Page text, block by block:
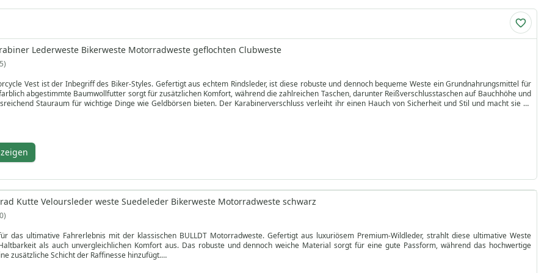
Lederweste Bikerweste Motorradweste geflochten Clubweste
5
Vest ist der Inbegriff des Biker-Styles. Gefertigt aus echtem Rindsleder, ist diese robuste und dennoch bequeme Weste ein Grundnahrungsmittel für
abgestimmte Baumwollfutter sorgt für zusätzlichen Komfort, während die zahlreichen Taschen, darunter Reißverschlusstaschen auf Bauchhöhe und
Stauraum für wichtige Dinge wie Geldbörsen bieten. Der Karabinerverschluss verleiht ihr einen Hauch von Sicherheit und Stil und macht sie zu
und Funktionalität. Ihr schlankes Design und das hochwertige Rindsleder verleihen ihr eine zeitlose Ausstrahlung, während die Reißverschlusstaschen und
Aufbewahrungsmöglichkeiten für Motorradfahrer bieten. Egal, ob Sie auf der offenen Straße oder in der Stadt unterwegs sind. Erhöhen Sie Ihr
Leder-Motorradweste. Mit ihrem klassischen Design, der robusten Konstruktion und den zahlreichen Aufbewahrungsmöglichkeiten ist sie mehr als nur
ist ein Statement, das Ihre Leidenschaft für das Motorradfahren zum Ausdruck bringt. Geben Sie sich nicht mit gewöhnlicher Ausrüstung zufrieden, sondern
hochwertiger Lederbekleidung von der Masse ab
Kutte Veloursleder weste Suedeleder Bikerweste Motorradweste schwarz
0
das ultimative Fahrerlebnis mit der klassischen BULLDT Motorradweste. Gefertigt aus luxuriösem Premium-Wildleder, strahlt diese ultimative Weste
als auch unvergleichlichen Komfort aus. Das robuste und dennoch weiche Material sorgt für eine gute Passform, während das hochwertige
zusätzliche Schicht der Raffinesse hinzufügt.